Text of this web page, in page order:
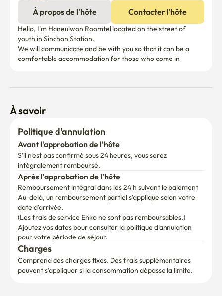
À propos de l'hôte Contacter l'hôte
Hello, I'm Haneulwon Roomtel located on the street of
youth in Sinchon Station.
We will communicate and be with you so that it can be a
À savoir
Politique d'annulation
Avant l'approbation de l'hôte
S'il n'est pas confirmé sous 24 heures, vous serez
intégralement remboursé.
Après l'approbation de l'hôte
Remboursement intégral dans les 24 h suivant le paiement
Au-delà, un remboursement partiel s'applique selon votre
date d'arrivée.
(Les frais de service Enko ne sont pas remboursables.)
Ajoutez vos dates pour consulter la politique d'annulation
pour votre période de séjour.
Charges
Comprend des charges fixes. Des frais supplémentaires
peuvent s'appliquer si la consommation dépasse la limite.